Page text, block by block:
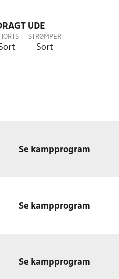
UDE
STRØMPER
Sort
Se kampprogram
Se kampprogram
Se kampprogram